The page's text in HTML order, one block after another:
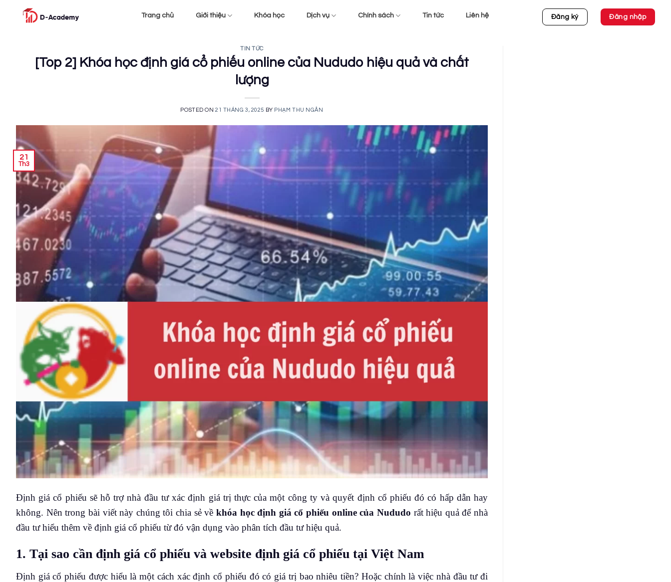
Trang chủ Giới thiệu Khóa học Dịch vụ Chính sách Tin tức Liên hệ Đăng ký Đăng nhập
TIN TỨC
[Top 2] Khóa học định giá cổ phiếu online của Nududo hiệu quả và chất
lượng
POSTED ON21 THÁNG 3, 2025 BY PHẠM THU NGÂN
21
Th3
Định giá cổ phiếu sẽ hỗ trợ nhà đầu tư xác định giá trị thực của một công ty và quyết định cổ phiếu đó có hấp dẫn hay
không. Nên trong bài viết này chúng tôi chia sẻ về khóa học định giá cổ phiếu online của Nududo rất hiệu quả để nhà
đầu tư hiểu thêm về định giá cổ phiếu từ đó vận dụng vào phân tích đầu tư hiệu quả.
1. Tại sao cần định giá cổ phiếu và website định giá cổ phiếu tại Việt Nam
Định giá cổ phiếu được hiểu là một cách xác định cổ phiếu đó có giá trị bao nhiêu tiền? Hoặc chính là việc nhà đầu tư đi